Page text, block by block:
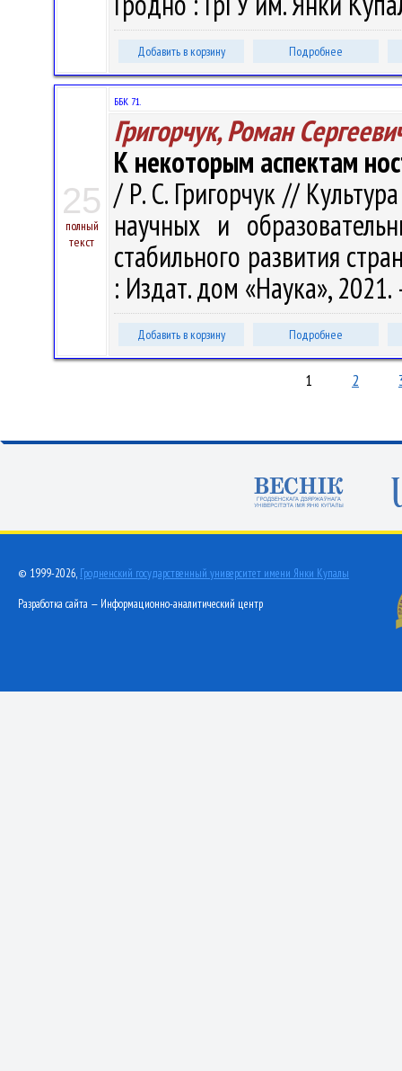
Добавить в корзину Подробнее
25
полный
текст
ББК 71.
Григорчук, Роман
К некоторым аспектам
/ Р. С. Григорчук //
научных и
стабильного развития
: Издат. дом «Наука»,
Добавить в корзину Подробнее
1 2
© 1999-2026, Гродненский государственный университет имени Янки Купалы
Разработка сайта — Информационно-аналитический центр